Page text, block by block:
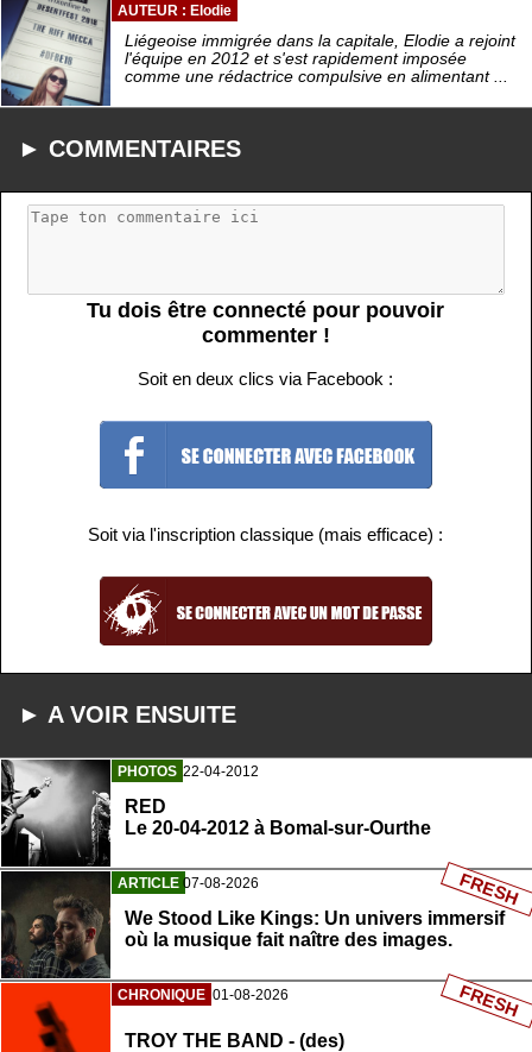
AUTEUR : Elodie
Liégeoise immigrée dans la capitale, Elodie a rejoint
l'équipe en 2012 et s'est rapidement imposée
comme une rédactrice compulsive en alimentant ...
► COMMENTAIRES
Tu dois être connecté pour pouvoir
commenter !
Soit en deux clics via Facebook :
Soit via l'inscription classique (mais efficace) :
► A VOIR ENSUITE
PHOTOS 22-04-2012
RED
Le 20-04-2012 à Bomal-sur-Ourthe
ARTICLE 07-08-2026
We Stood Like Kings: Un univers immersif
où la musique fait naître des images.
FRESH
CHRONIQUE 01-08-2026
TROY THE BAND - (des)
FRESH